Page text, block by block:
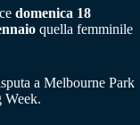
domenica 18
quella femminile
a Melbourne Park
Week.